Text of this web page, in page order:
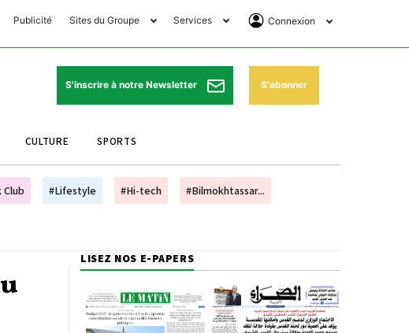
Publicité Sites du Groupe
Club Avantages
Le Matin Sports
Le Matin Store
Le Matin Annonces
Morocco Today Forum
Bookclub
Services
Horaires de prières
Pharmacies de garde
Programme TV
Cinéma
Connexion
Se Connecter
Abonnement
S'inscrire à notre Newsletter S'abonner
CULTURE SPORTS
Club #Lifestyle #Hi-tech #Bilmokhtassar...
LISEZ NOS E-PAPERS